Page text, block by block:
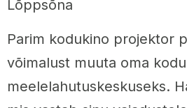
Lõppsõna
Parim kodukino projektor
võimalust muuta oma
meelelahutuskeskuseks.